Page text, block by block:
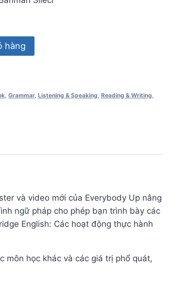
hàng
, Grammar, Listening & Speaking Reading & Writing
và video mới của Everybody Up nâng
ngữ pháp cho phép bạn trình bày các
English: Các hoạt động thực hành
môn học khác và các giá trị phổ quát,